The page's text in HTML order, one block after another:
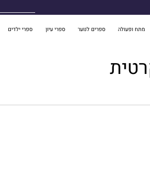
מתח ופעולה ספרים לנוער ספרי עיון ספרי ילדים